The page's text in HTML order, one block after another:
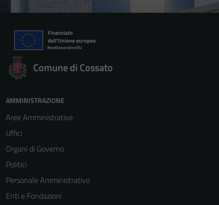
Comune di Cossato
AMMINISTRAZIONE
Aree Amministrative
Uffici
Organi di Governo
Politici
Personale Amministrativo
Enti e Fondazioni